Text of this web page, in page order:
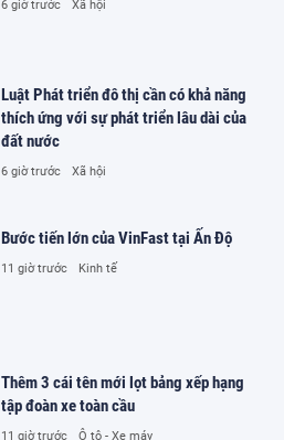
6 giờ trước Xã hội
Luật Phát triển đô thị cần có khả năng
thích ứng với sự phát triển lâu dài của
đất nước
6 giờ trước Xã hội
Bước tiến lớn của VinFast tại Ấn Độ
11 giờ trước Kinh tế
Thêm 3 cái tên mới lọt bảng xếp hạng
tập đoàn xe toàn cầu
11 giờ trước Ô tô - Xe máy